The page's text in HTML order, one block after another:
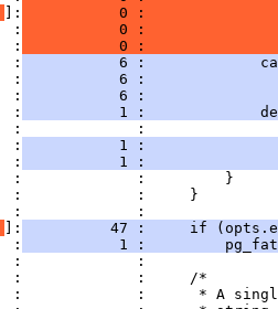
]:
0 :
:
0 :
:
0 :
:
6 :
:
6 :
:
6 :
:
1 :
:             :
:
1 :
:
1 :
:             :         }
:             :     }
:             :
]:
47 :     if
:
1 :
:             :
:             :     /*
:             :      * A